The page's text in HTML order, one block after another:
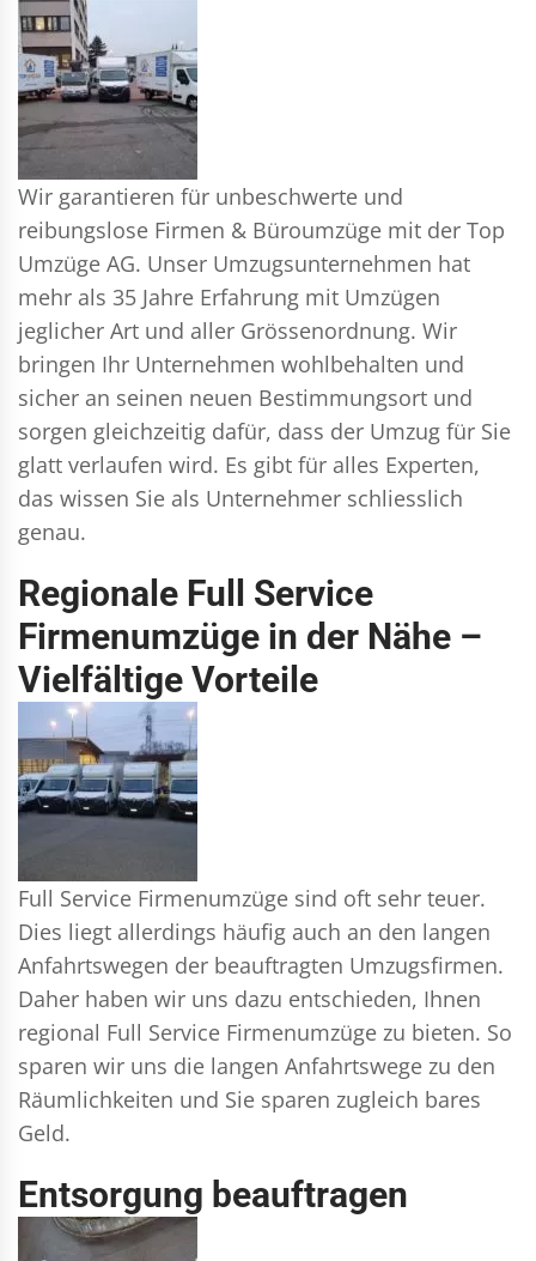
Wir garantieren für unbeschwerte und
reibungslose Firmen & Büroumzüge mit der Top
Umzüge AG. Unser Umzugsunternehmen hat
mehr als 35 Jahre Erfahrung mit Umzügen
jeglicher Art und aller Grössenordnung. Wir
bringen Ihr Unternehmen wohlbehalten und
sicher an seinen neuen Bestimmungsort und
sorgen gleichzeitig dafür, dass der Umzug für Sie
glatt verlaufen wird. Es gibt für alles Experten,
das wissen Sie als Unternehmer schliesslich
genau.
Regionale Full Service
Firmenumzüge in der Nähe –
Vielfältige Vorteile
Full Service Firmenumzüge sind oft sehr teuer.
Dies liegt allerdings häufig auch an den langen
Anfahrtswegen der beauftragten Umzugsfirmen.
Daher haben wir uns dazu entschieden, Ihnen
regional Full Service Firmenumzüge zu bieten. So
sparen wir uns die langen Anfahrtswege zu den
Räumlichkeiten und Sie sparen zugleich bares
Geld.
Entsorgung beauftragen